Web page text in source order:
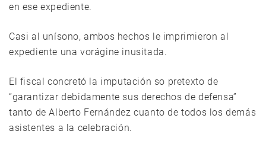
en ese expediente.
Casi al unísono, ambos hechos le imprimieron al
expediente una vorágine inusitada.
El fiscal concretó la imputación so pretexto de
“garantizar debidamente sus derechos de defensa”
tanto de Alberto Fernández cuanto de todos los demás
asistentes a la celebración.